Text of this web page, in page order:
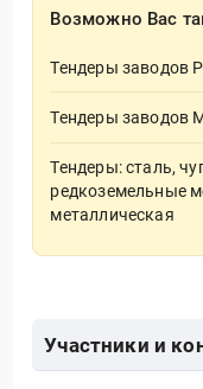
Возможно Вас
Тендеры заводов
Тендеры заводов
Тендеры: сталь,
редкоземельные
металлическая
Участники и